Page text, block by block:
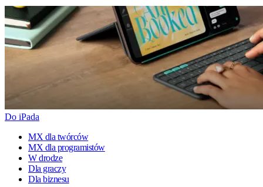
Do iPada
MX dla twórców
MX dla programistów
W drodze
Dla graczy
Dla biznesu